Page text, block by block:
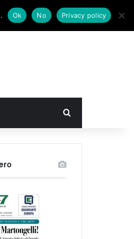
Facebook
X Instagram
AccediUn articolo a caso
Barra laterale
Cerca
Ok No Privacy policy